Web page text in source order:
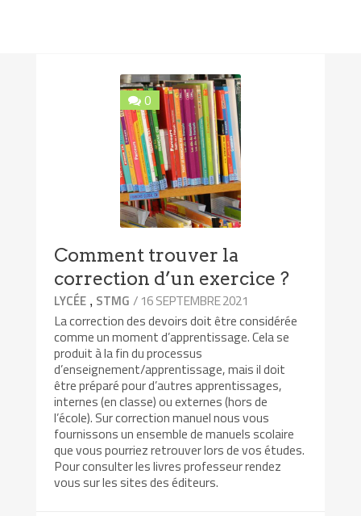
0
Comment trouver la
correction d’un exercice ?
LYCÉE , STMG / 16 SEPTEMBRE 2021
La correction des devoirs doit être considérée
comme un moment d’apprentissage. Cela se
produit à la fin du processus
d’enseignement/apprentissage, mais il doit
être préparé pour d’autres apprentissages,
internes (en classe) ou externes (hors de
l’école). Sur correction manuel nous vous
fournissons un ensemble de manuels scolaire
que vous pourriez retrouver lors de vos études.
Pour consulter les livres professeur rendez
vous sur les sites des éditeurs.